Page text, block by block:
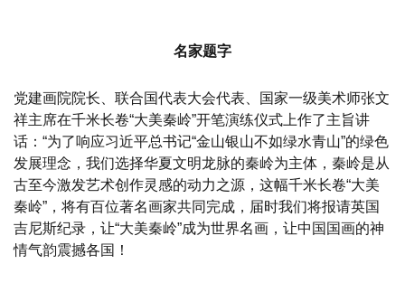
名家题字
党建画院院长、联合国代表大会代表、国家一级美术师张文
祥主席在千米长卷“大美秦岭”开笔演练仪式上作了主旨讲
话：“为了响应习近平总书记“金山银山不如绿水青山”的绿色
发展理念，我们选择华夏文明龙脉的秦岭为主体，秦岭是从
古至今激发艺术创作灵感的动力之源，这幅千米长卷“大美
秦岭”，将有百位著名画家共同完成，届时我们将报请英国
吉尼斯纪录，让“大美秦岭”成为世界名画，让中国国画的神
情气韵震撼各国！